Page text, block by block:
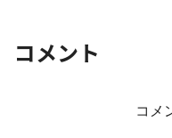
コメント
コメ